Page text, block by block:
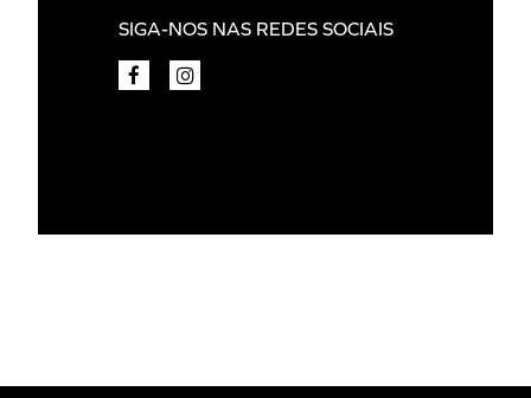
SIGA-NOS NAS REDES SOCIAIS